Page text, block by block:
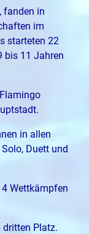
fanden in
im
starteten 22
bis 11 Jahren
in allen
Duett und
Wettkämpfen
dritten Platz.